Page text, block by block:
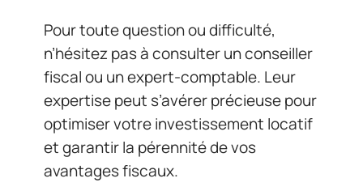
Pour toute question ou difficulté,
n’hésitez pas à consulter un conseiller
fiscal ou un expert-comptable. Leur
expertise peut s’avérer précieuse pour
optimiser votre investissement locatif
et garantir la pérennité de vos
avantages fiscaux.